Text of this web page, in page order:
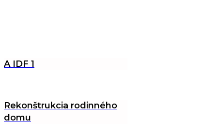
A IDF 1
Rekonštrukcia rodinného
domu